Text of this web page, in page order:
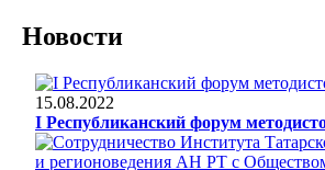
Новости
15.08.2022
I Республиканский форум